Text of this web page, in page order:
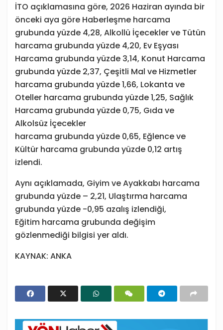
İTO açıklamasına göre, 2026 Haziran ayında bir
önceki aya göre Haberleşme harcama
grubunda yüzde 4,28, Alkollü İçecekler ve Tütün
harcama grubunda yüzde 4,20, Ev Eşyası
Harcama grubunda yüzde 3,14, Konut Harcama
grubunda yüzde 2,37, Çeşitli Mal ve Hizmetler
harcama grubunda yüzde 1,66, Lokanta ve
Oteller harcama grubunda yüzde 1,25, Sağlık
Harcama grubunda yüzde 0,75, Gıda ve
Alkolsüz İçecekler
harcama grubunda yüzde 0,65, Eğlence ve
Kültür harcama grubunda yüzde 0,12 artış
izlendi.
Aynı açıklamada, Giyim ve Ayakkabı harcama
grubunda yüzde – 2,21, Ulaştırma harcama
grubunda yüzde -0,95 azalış izlendiği,
Eğitim harcama grubunda değişim
gözlenmediği bilgisi yer aldı.
KAYNAK: ANKA